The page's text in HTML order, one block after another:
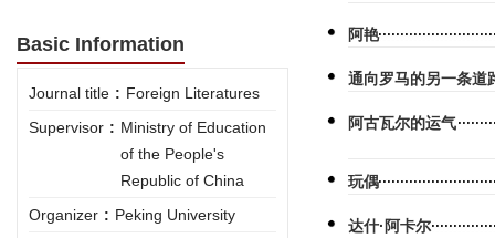
Basic Information
Journal title : Foreign Literatures
Supervisor : Ministry of Education
of the People's
Republic of China
Organizer : Peking University
阿艳
通向罗马的另一条道
阿古瓦尔的运气
玩偶
达什·阿卡尔